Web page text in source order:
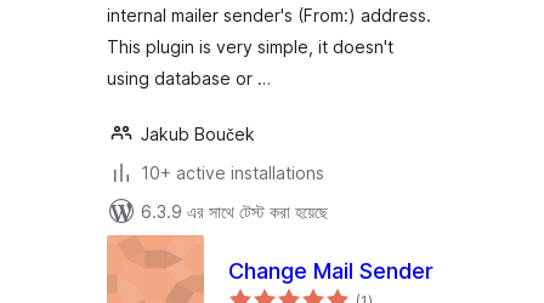
internal mailer sender's (From:) address.
This plugin is very simple, it doesn't
using database or …
Jakub Bouček
10+ active installations
6.3.9 এর সাথে টেস্ট করা হয়েছে
Change Mail Sender
total